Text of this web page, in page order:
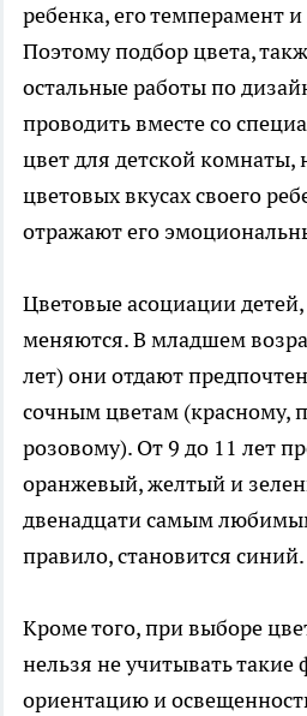
ребенка, его темперамент
Поэтому подбор цвета,
остальные работы по
проводить вместе со
цвет для детской комнаты,
цветовых вкусах своего
отражают его
Цветовые асоциации
меняются. В младшем
лет) они отдают
сочным цветам (красному,
розовому). От 9 до 11 лет
оранжевый, желтый и
двенадцати самым
правило, становится синий.
Кроме того, при выборе
нельзя не учитывать такие
ориентацию и